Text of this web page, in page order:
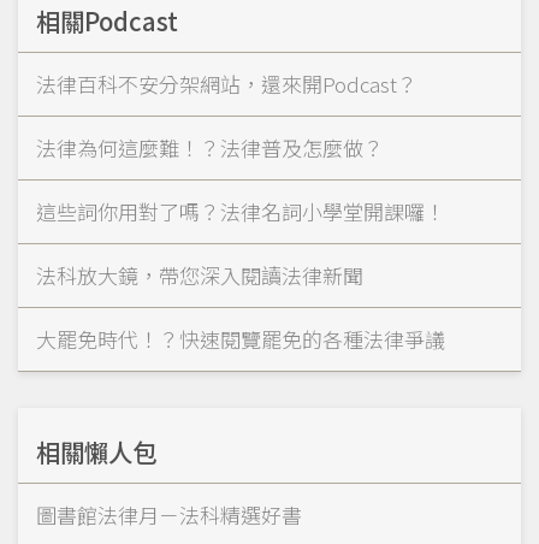
相關Podcast
法律百科不安分架網站，還來開Podcast？
法律為何這麼難！？法律普及怎麼做？
這些詞你用對了嗎？法律名詞小學堂開課囉！
法科放大鏡，帶您深入閱讀法律新聞
大罷免時代！？快速閱覽罷免的各種法律爭議
相關懶人包
圖書館法律月－法科精選好書